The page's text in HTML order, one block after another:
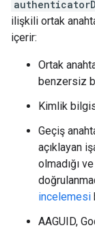
ilişkili ortak
içerir:
Ortak
benzersiz
Kimlik
Geçiş
açıklayan
olmadığı
incelemesi
AAGUID,